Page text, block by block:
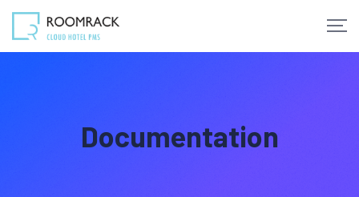
Skip
content
Documentation